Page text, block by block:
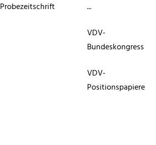
Probezeitschrift
...
VDV-
Bundeskongress
VDV-
Positionspapiere